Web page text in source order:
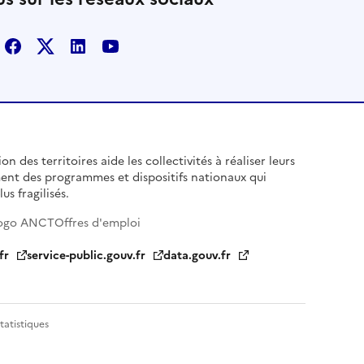
Facebook
X LinkedinYoutube
des territoires aide les collectivités à réaliser leurs
des programmes et dispositifs nationaux qui
fragilisés.
ANCTOffres d'emploi
service-public.gouv.fr data.gouv.fr